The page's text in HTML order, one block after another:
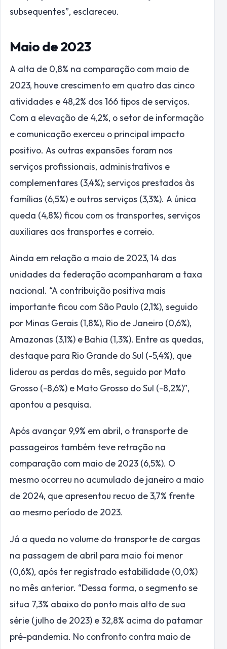
subsequentes”, esclareceu.
Maio de 2023
A alta de 0,8% na comparação com maio de
2023, houve crescimento em quatro das cinco
atividades e 48,2% dos 166 tipos de serviços.
Com a elevação de 4,2%, o setor de informação
e comunicação exerceu o principal impacto
positivo. As outras expansões foram nos
serviços profissionais, administrativos e
complementares (3,4%); serviços prestados às
famílias (6,5%) e outros serviços (3,3%). A única
queda (4,8%) ficou com os transportes, serviços
auxiliares aos transportes e correio.
Ainda em relação a maio de 2023, 14 das
unidades da federação acompanharam a taxa
nacional. “A contribuição positiva mais
importante ficou com São Paulo (2,1%), seguido
por Minas Gerais (1,8%), Rio de Janeiro (0,6%),
Amazonas (3,1%) e Bahia (1,3%). Entre as quedas,
destaque para Rio Grande do Sul (-5,4%), que
liderou as perdas do mês, seguido por Mato
Grosso (-8,6%) e Mato Grosso do Sul (-8,2%)”,
apontou a pesquisa.
Após avançar 9,9% em abril, o transporte de
passageiros também teve retração na
comparação com maio de 2023 (6,5%). O
mesmo ocorreu no acumulado de janeiro a maio
de 2024, que apresentou recuo de 3,7% frente
ao mesmo período de 2023.
Já a queda no volume do transporte de cargas
na passagem de abril para maio foi menor
(0,6%), após ter registrado estabilidade (0,0%)
no mês anterior. “Dessa forma, o segmento se
situa 7,3% abaixo do ponto mais alto de sua
série (julho de 2023) e 32,8% acima do patamar
pré-pandemia. No confronto contra maio de